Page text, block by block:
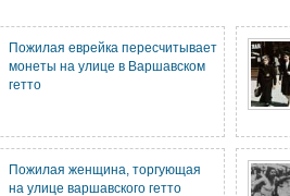
Пожилая еврейка пересчитывает
монеты на улице в Варшавском
гетто
Пожилая женщина, торгующая
на улице варшавского гетто